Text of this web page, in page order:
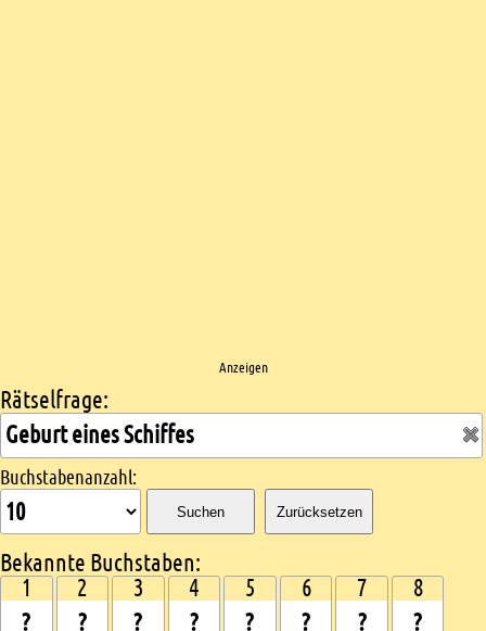
Anzeigen
Kreuzworträtsel suchen
Rätselfrage:
Buchstabenanzahl:
Suchen Zurücksetzen
Bekannte Buchstaben:
1 2 3 4 5 6 7 8